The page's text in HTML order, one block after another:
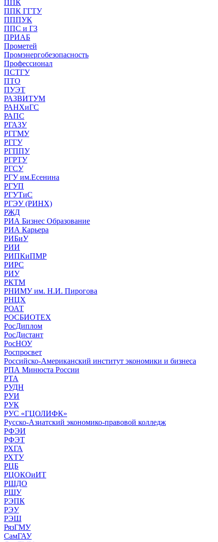
ППК
ППК ГГТУ
ПППУК
ППС и ГЗ
ПРИАБ
Прометей
Промэнергобезопасность
Профессионал
ПСТГУ
ПТО
ПУЭТ
РАЗВИТУМ
РАНХиГС
РАПС
РГАЗУ
РГГМУ
РГГУ
РГППУ
РГРТУ
РГСУ
РГУ им.Есенина
РГУП
РГУТиС
РГЭУ (РИНХ)
РЖД
РИА Бизнес Образование
РИА Карьера
РИБиУ
РИИ
РИПКиПМР
РИРС
РИУ
РКТМ
РНИМУ им. Н.И. Пирогова
РНЦХ
РОАТ
РОСБИОТЕХ
РосДиплом
РосДистант
РосНОУ
Роспросвет
Российско-Американский институт экономики и бизнеса
РПА Минюста России
РТА
РУДН
РУИ
РУК
РУС «ГЦОЛИФК»
Русско-Азиатский экономико-правовой колледж
РФЭИ
РФЭТ
РХГА
РХТУ
РЦБ
РЦОКОиИТ
РШДО
РШУ
РЭПК
РЭУ
РЭШ
РязГМУ
СамГАУ